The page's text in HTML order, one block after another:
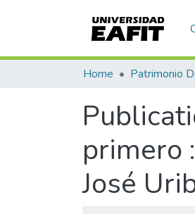
Home Patrimonio
primero
José